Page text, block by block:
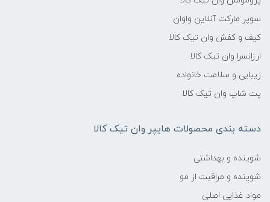
سوپر مارکت آنلاین واوان
کیف و کفش وان تیک کالا
ارزانسرا وان تیک کالا
زیبایی و سلامت خانواده
پت شاپ وان تیک کالا
دسته بندی محصولات هایپر وان تیک کالا
شوینده و بهداشتی
شوینده و مراقبت از مو
مواد غذایی اصلی